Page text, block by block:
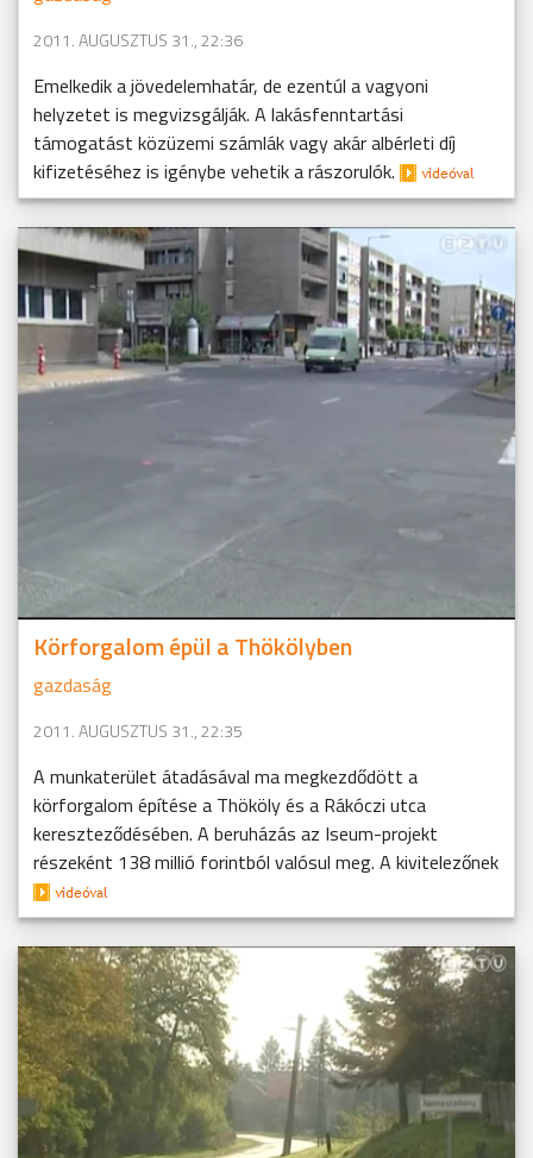
2011. AUGUSZTUS 31., 22:36
Emelkedik a jövedelemhatár, de ezentúl a vagyoni
helyzetet is megvizsgálják. A lakásfenntartási
támogatást közüzemi számlák vagy akár albérleti díj
kifizetéséhez is igénybe vehetik a rászorulók.
Körforgalom épül a Thökölyben
gazdaság
2011. AUGUSZTUS 31., 22:35
A munkaterület átadásával ma megkezdődött a
körforgalom építése a Thököly és a Rákóczi utca
kereszteződésében. A beruházás az Iseum-projekt
részeként 138 millió forintból valósul meg. A kivitelezőnek